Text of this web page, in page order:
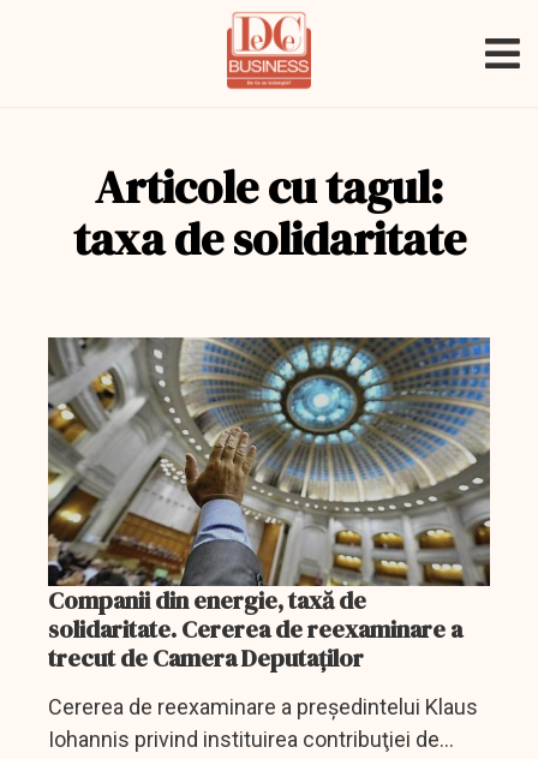
Articole cu tagul:
taxa de solidaritate
Companii din energie, taxă de
solidaritate. Cererea de reexaminare a
trecut de Camera Deputaților
Cererea de reexaminare a preşedintelui Klaus
Iohannis privind instituirea contribuţiei de